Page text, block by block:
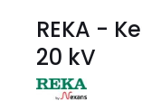
REKA -
20 kV